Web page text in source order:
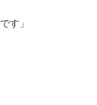
す」